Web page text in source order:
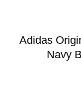
Adidas
Navy